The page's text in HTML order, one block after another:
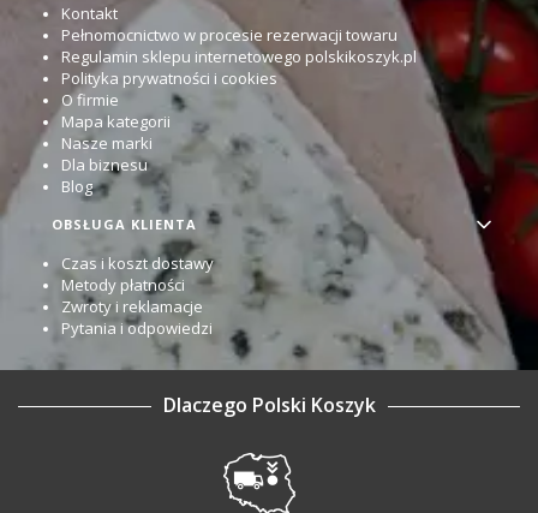
Kontakt
Pełnomocnictwo w procesie rezerwacji towaru
Regulamin sklepu internetowego polskikoszyk.pl
Polityka prywatności i cookies
O firmie
Mapa kategorii
Nasze marki
Dla biznesu
Blog
OBSŁUGA KLIENTA
Czas i koszt dostawy
Metody płatności
Zwroty i reklamacje
Pytania i odpowiedzi
Dlaczego Polski Koszyk